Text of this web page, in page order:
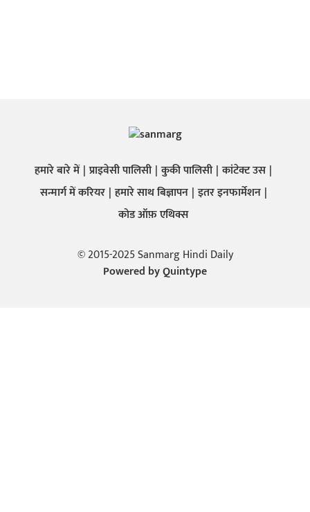
हमारे बारे में प्राइवेसी पालिसी कुकी पालिसी कांटेक्ट उस
सन्मार्ग में करियर हमारे साथ बिज्ञापन इतर इनफार्मेशन
कोड ऑफ़ एथिक्स
© 2015-2025 Sanmarg Hindi Daily
Powered byQuintype